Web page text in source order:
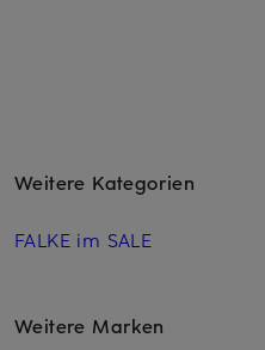
Weitere Kategorien
FALKE im SALE
Weitere Marken